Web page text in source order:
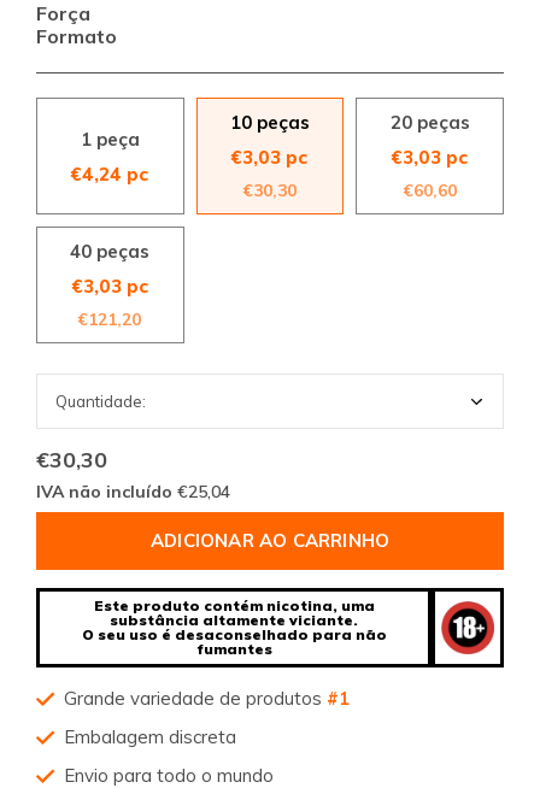
Força
Formato
1 peça
€4,24 pc
10 peças
€3,03 pc
€30,30
20 peças
€3,03 pc
€60,60
40 peças
€3,03 pc
€121,20
€30,30
IVA não incluído €25,04
ADICIONAR AO CARRINHO
Este produto contém nicotina, uma
substância altamente viciante.
O seu uso é desaconselhado para não
fumantes
Grande variedade de produtos #1
Embalagem discreta
Envio para todo o mundo